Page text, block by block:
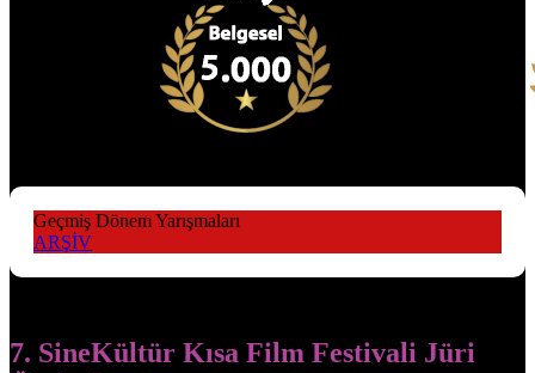
Geçmiş Dönem Yarışmaları
ARŞİV
7. SineKültür Kısa Film Festivali Jüri